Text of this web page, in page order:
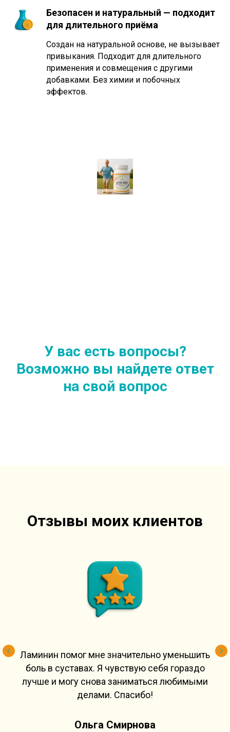
Безопасен и натуральный — подходит
для длительного приёма
Создан на натуральной основе, не вызывает
привыкания. Подходит для длительного
применения и совмещения с другими
добавками. Без химии и побочных
эффектов.
У вас есть вопросы?
Возможно вы найдете ответ
на свой вопрос
Отзывы моих клиентов
Ламинин помог мне значительно уменьшить
боль в суставах. Я чувствую себя гораздо
лучше и могу снова заниматься любимыми
делами. Спасибо!
Ольга Смирнова